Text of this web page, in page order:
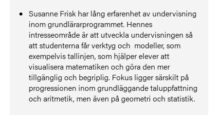
Susanne Frisk har lång erfarenhet av undervisning
inom grundlärarprogrammet. Hennes
intresseområde är att utveckla undervisningen så
att studenterna får verktyg och modeller, som
exempelvis tallinjen, som hjälper elever att
visualisera matematiken och göra den mer
tillgänglig och begriplig. Fokus ligger särskilt på
progressionen inom grundläggande taluppfattning
och aritmetik, men även på geometri och statistik.